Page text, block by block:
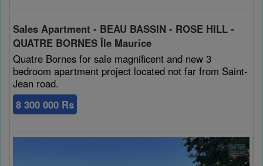
Sales Apartment - BEAU BASSIN - ROSE HILL -
QUATRE BORNES Île Maurice
Quatre Bornes for sale magnificent and new 3
bedroom apartment project located not far from Saint-
Jean road.
8 300 000 Rs